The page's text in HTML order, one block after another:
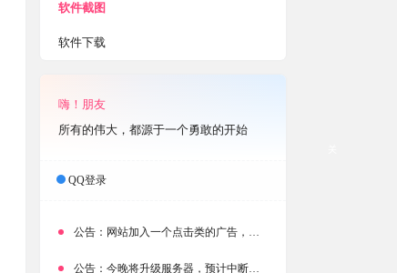
软件截图
软件下载
嗨！朋友
所有的伟大，都源于一个勇敢的开始
QQ登录
公告： 网站加入一个点击类的广告，大家点击下载按钮需要注意
公告： 今晚将升级服务器，预计中断时常为1分钟